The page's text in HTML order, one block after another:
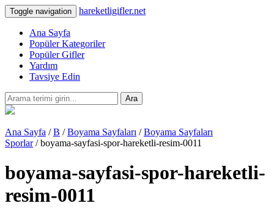
Toggle navigation hareketligifler.net
Ana Sayfa
Popüler Kategoriler
Popüler Gifler
Yardım
Tavsiye Edin
Ara
Ana Sayfa /B /Boyama Sayfaları /Boyama Sayfaları
Sporlar/ boyama-sayfasi-spor-hareketli-resim-0011
boyama-sayfasi-spor-hareketli-
resim-0011